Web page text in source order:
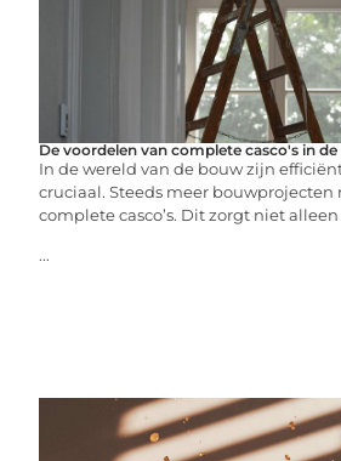
De voordelen van complete casco's in
In de wereld van de bouw zijn
cruciaal. Steeds meer
complete casco’s. Dit zorgt niet
...